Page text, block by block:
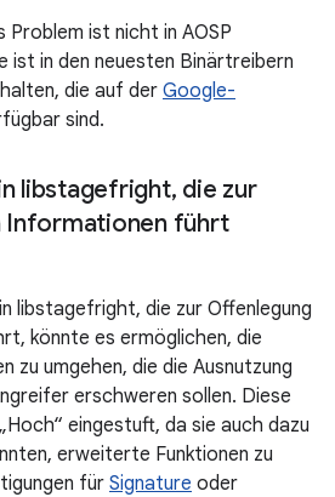
ist nicht in AOSP
ist in den neuesten Binärtreibern
die auf der Google-
sind.
libstagefright, die zur
Informationen führt
libstagefright, die zur Offenlegung
könnte es ermöglichen, die
zu umgehen, die die Ausnutzung
erschweren sollen. Diese
eingestuft, da sie auch dazu
erweiterte Funktionen zu
für Signature oder